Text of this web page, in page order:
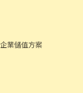
企業儲值方案